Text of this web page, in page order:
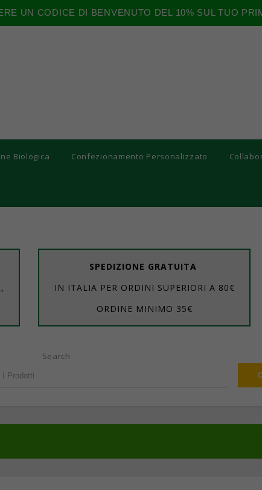
UN CODICE DI BENVENUTO DEL 10% SUL TUO
Biologica Confezionamento Personalizzato
SPEDIZIONE GRATUITA
IN ITALIA PER ORDINI SUPERIORI A 80€
ORDINE MINIMO 35€
Search